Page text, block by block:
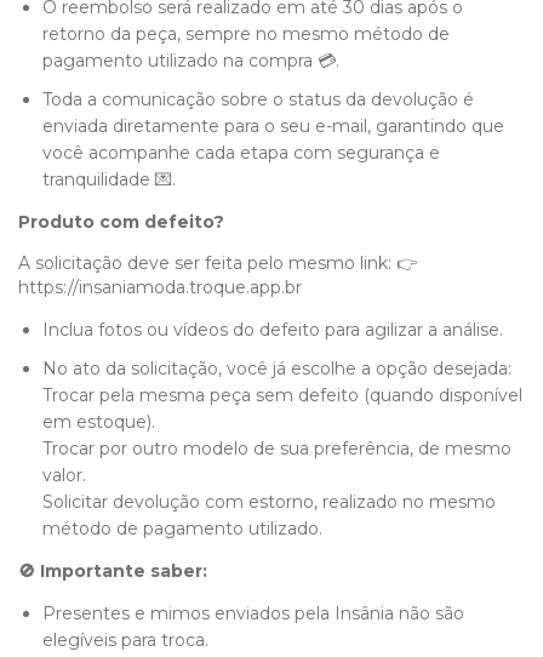
O reembolso será realizado em até 30 dias após o
retorno da peça, sempre no mesmo método de
pagamento utilizado na compra 💳.
Toda a comunicação sobre o status da devolução é
enviada diretamente para o seu e-mail, garantindo que
você acompanhe cada etapa com segurança e
tranquilidade 💌.
Produto com defeito?
A solicitação deve ser feita pelo mesmo link: 👉
https://insaniamoda.troque.app.br
Inclua fotos ou vídeos do defeito para agilizar a análise.
No ato da solicitação, você já escolhe a opção desejada:
Trocar pela mesma peça sem defeito (quando disponível
em estoque).
Trocar por outro modelo de sua preferência, de mesmo
valor.
Solicitar devolução com estorno, realizado no mesmo
método de pagamento utilizado.
🚫 Importante saber:
Presentes e mimos enviados pela Insânia não são
elegíveis para troca.